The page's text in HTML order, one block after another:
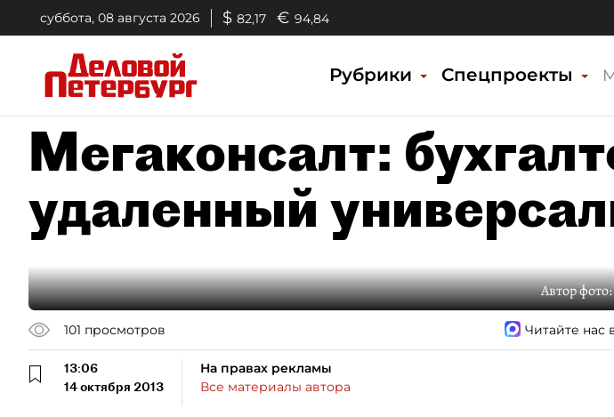
суббота, 08 августа 2026 $ 82,17 € 94,84
Рубрики Спецпроекты
Мегаконсалт:
удаленный
Автор фото:
101 просмотров Читайте нас
13:06
14 октября 2013
На правах рекламы
Все материалы автора